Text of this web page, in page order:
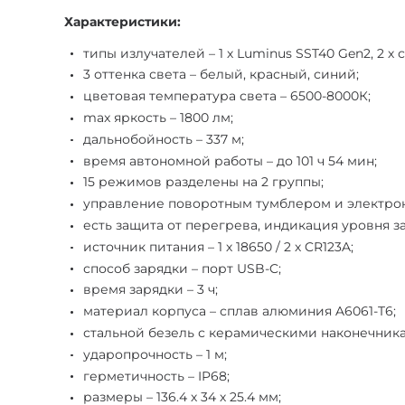
Характеристики:
типы излучателей – 1 х Luminus SST40 Gen2, 2
3 оттенка света – белый, красный, синий;
цветовая температура света – 6500-8000К;
max яркость – 1800 лм;
дальнобойность – 337 м;
время автономной работы – до 101 ч 54 мин;
15 режимов разделены на 2 группы;
управление поворотным тумблером и
есть защита от перегрева, индикация уровня
источник питания – 1 х 18650 / 2 х CR123A;
способ зарядки – порт USB-C;
время зарядки – 3 ч;
материал корпуса – сплав алюминия A6061-T6;
стальной безель с керамическими
ударопрочность – 1 м;
герметичность – IP68;
размеры – 136.4 х 34 х 25.4 мм;